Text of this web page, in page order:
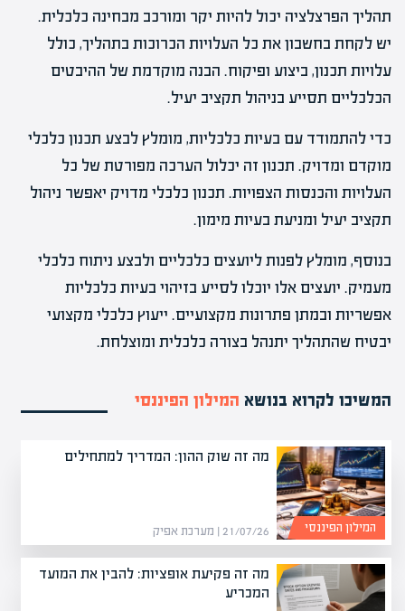
תהליך הפרצלציה יכול להיות יקר ומורכב מבחינה כלכלית.
יש לקחת בחשבון את כל העלויות הכרוכות בתהליך, כולל
עלויות תכנון, ביצוע ופיקוח. הבנה מוקדמת של ההיבטים
הכלכליים תסייע בניהול תקציב יעיל.
כדי להתמודד עם בעיות כלכליות, מומלץ לבצע תכנון כלכלי
מוקדם ומדויק. תכנון זה יכלול הערכה מפורטת של כל
העלויות והכנסות הצפויות. תכנון כלכלי מדויק יאפשר ניהול
תקציב יעיל ומניעת בעיות מימון.
בנוסף, מומלץ לפנות ליועצים כלכליים ולבצע ניתוח כלכלי
מעמיק. יועצים אלו יוכלו לסייע בזיהוי בעיות כלכליות
אפשריות ובמתן פתרונות מקצועיים. ייעוץ כלכלי מקצועי
יבטיח שהתהליך יתנהל בצורה כלכלית ומוצלחת.
המשיכו לקרוא בנושא המילון הפיננסי
מה זה שוק ההון: המדריך למתחילים
21/07/26 | מערכת אפיק המילון הפיננסי
מה זה פקיעת אופציות: להבין את המועד
המכריע